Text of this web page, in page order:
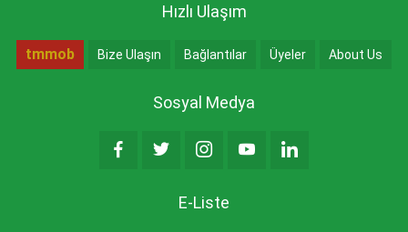
Hızlı Ulaşım
tmmob Bize Ulaşın Bağlantılar Üyeler About Us
Sosyal Medya
E-Liste